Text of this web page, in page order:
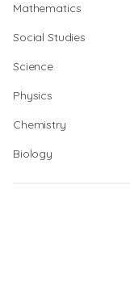
Mathematics
Social Studies
Science
Physics
Chemistry
Biology